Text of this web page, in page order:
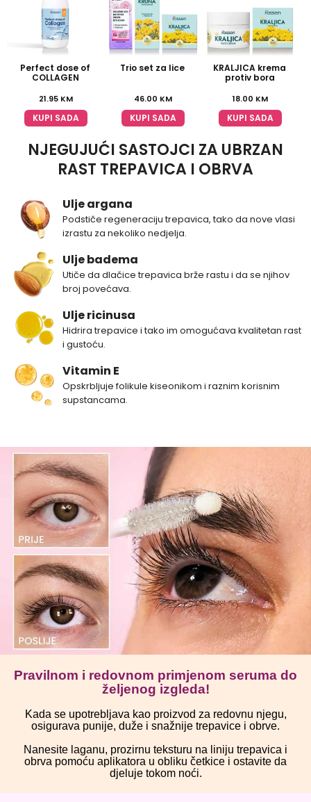
Perfect dose of
COLLAGEN
21.95 KM
KUPI SADA
Trio set za lice
46.00 KM
KUPI SADA
KRALJICA krema
protiv bora
18.00 KM
KUPI SADA
NJEGUJUĆI SASTOJCI ZA UBRZAN
RAST TREPAVICA I OBRVA
Ulje argana
Podstiče regeneraciju trepavica, tako da nove vlasi
izrastu za nekoliko nedjelja.
Ulje badema
Utiče da dlačice trepavica brže rastu i da se njihov
broj povećava.
Ulje ricinusa
Hidrira trepavice i tako im omogućava kvalitetan rast
i gustoću.
Vitamin E
Opskrbljuje folikule kiseonikom i raznim korisnim
supstancama.
Pravilnom i redovnom primjenom seruma do
željenog izgleda!
Kada se upotrebljava kao proizvod za redovnu njegu,
osigurava punije, duže i snažnije trepavice i obrve.
Nanesite laganu, prozirnu teksturu na liniju trepavica i
obrva pomoću aplikatora u obliku četkice i ostavite da
djeluje tokom noći.